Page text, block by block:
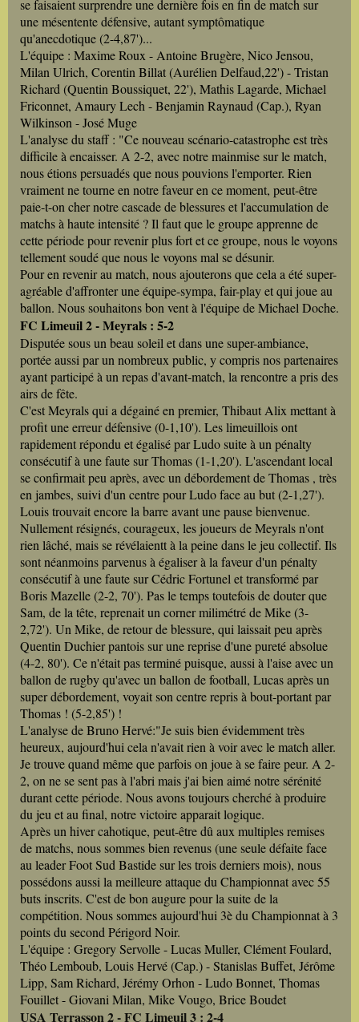
se faisaient surprendre une dernière fois en fin de match sur
une mésentente défensive, autant symptômatique
qu'anecdotique (2-4,87')...
L'équipe : Maxime Roux - Antoine Brugère, Nico Jensou,
Milan Ulrich, Corentin Billat (Aurélien Delfaud,22') - Tristan
Richard (Quentin Boussiquet, 22'), Mathis Lagarde, Michael
Friconnet, Amaury Lech - Benjamin Raynaud (Cap.), Ryan
Wilkinson - José Muge
L'analyse du staff : "Ce nouveau scénario-catastrophe est très
difficile à encaisser. A 2-2, avec notre mainmise sur le match,
nous étions persuadés que nous pouvions l'emporter. Rien
vraiment ne tourne en notre faveur en ce moment, peut-être
paie-t-on cher notre cascade de blessures et l'accumulation de
matchs à haute intensité ? Il faut que le groupe apprenne de
cette période pour revenir plus fort et ce groupe, nous le voyons
tellement soudé que nous le voyons mal se désunir.
Pour en revenir au match, nous ajouterons que cela a été super-
agréable d'affronter une équipe-sympa, fair-play et qui joue au
ballon. Nous souhaitons bon vent à l'équipe de Michael Doche.
FC Limeuil 2 - Meyrals : 5-2
Disputée sous un beau soleil et dans une super-ambiance,
portée aussi par un nombreux public, y compris nos partenaires
ayant participé à un repas d'avant-match, la rencontre a pris des
airs de fête.
C'est Meyrals qui a dégainé en premier, Thibaut Alix mettant à
profit une erreur défensive (0-1,10'). Les limeuillois ont
rapidement répondu et égalisé par Ludo suite à un pénalty
consécutif à une faute sur Thomas (1-1,20'). L'ascendant local
se confirmait peu après, avec un débordement de Thomas , très
en jambes, suivi d'un centre pour Ludo face au but (2-1,27').
Louis trouvait encore la barre avant une pause bienvenue.
Nullement résignés, courageux, les joueurs de Meyrals n'ont
rien lâché, mais se révélaientt à la peine dans le jeu collectif. Ils
sont néanmoins parvenus à égaliser à la faveur d'un pénalty
consécutif à une faute sur Cédric Fortunel et transformé par
Boris Mazelle (2-2, 70'). Pas le temps toutefois de douter que
Sam, de la tête, reprenait un corner milimétré de Mike (3-
2,72'). Un Mike, de retour de blessure, qui laissait peu après
Quentin Duchier pantois sur une reprise d'une pureté absolue
(4-2, 80'). Ce n'était pas terminé puisque, aussi à l'aise avec un
ballon de rugby qu'avec un ballon de football, Lucas après un
super débordement, voyait son centre repris à bout-portant par
Thomas ! (5-2,85') !
L'analyse de Bruno Hervé:"Je suis bien évidemment très
heureux, aujourd'hui cela n'avait rien à voir avec le match aller.
Je trouve quand même que parfois on joue à se faire peur. A 2-
2, on ne se sent pas à l'abri mais j'ai bien aimé notre sérénité
durant cette période. Nous avons toujours cherché à produire
du jeu et au final, notre victoire apparait logique.
Après un hiver cahotique, peut-être dû aux multiples remises
de matchs, nous sommes bien revenus (une seule défaite face
au leader Foot Sud Bastide sur les trois derniers mois), nous
possédons aussi la meilleure attaque du Championnat avec 55
buts inscrits. C'est de bon augure pour la suite de la
compétition. Nous sommes aujourd'hui 3è du Championnat à 3
points du second Périgord Noir.
L'équipe : Gregory Servolle - Lucas Muller, Clément Foulard,
Théo Lemboub, Louis Hervé (Cap.) - Stanislas Buffet, Jérôme
Lipp, Sam Richard, Jérémy Orhon - Ludo Bonnet, Thomas
Fouillet - Giovani Milan, Mike Vougo, Brice Boudet
USA Terrasson 2 - FC Limeuil 3 : 2-4